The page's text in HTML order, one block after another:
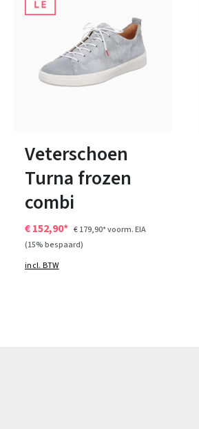
Veterschoen
Turna frozen
combi
€ 152,90* € 179,90*voorm. EIA
(15% bespaard)
incl. BTW